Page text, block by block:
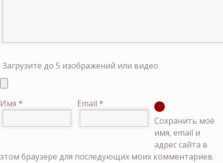
Загрузите до 5 изображений или видео
Имя * Email *
Сохранить моё
имя, email и
адрес сайта в
этом браузере для последующих моих комментариев.